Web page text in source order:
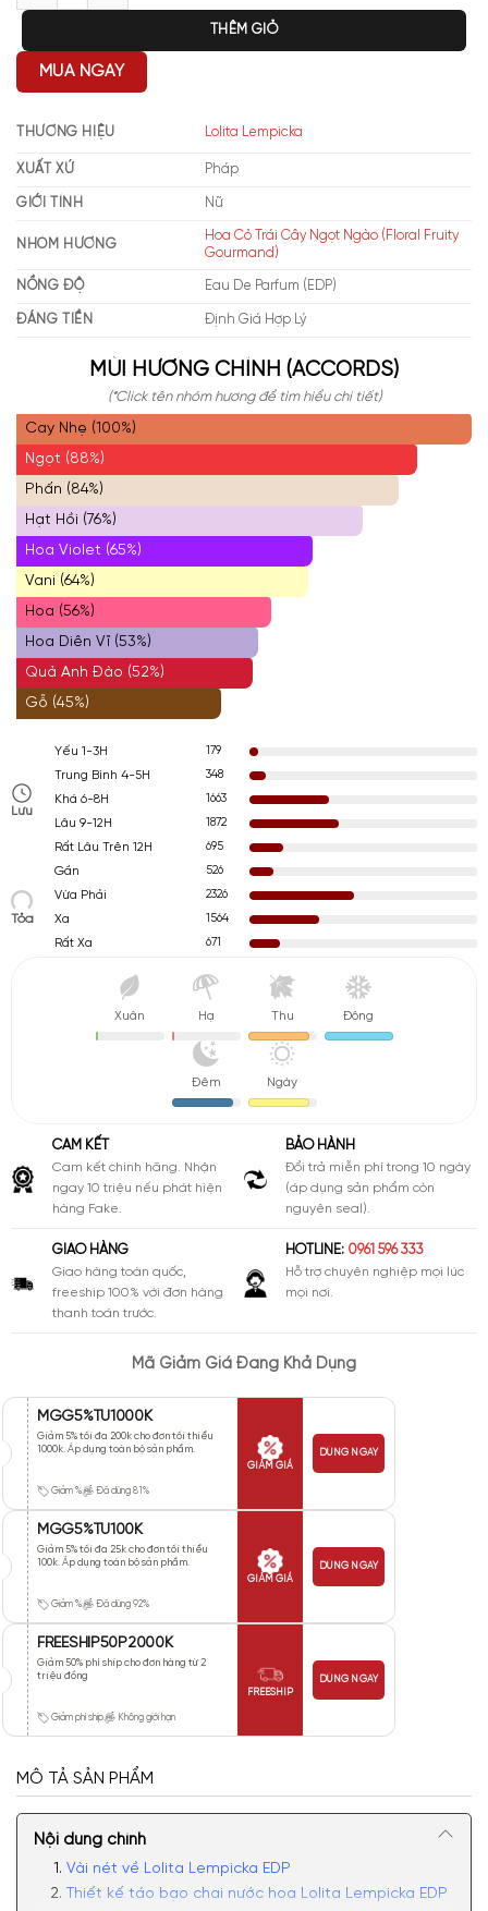
THÊM GIỎ
MUA NGAY
THƯƠNG HIỆU Lolita Lempicka
XUẤT XỨ Pháp
GIỚI TÍNH Nữ
NHÓM HƯƠNG
Hoa Cỏ Trái Cây Ngọt Ngào (Floral Fruity
Gourmand)
NỒNG ĐỘ Eau De Parfum (EDP)
ĐÁNG TIỀN Định Giá Hợp Lý
MÙI HƯƠNG CHÍNH (ACCORDS)
(*Click tên nhóm hương để tìm hiểu chi tiết)
Cay Nhẹ (100%)
Ngọt (88%)
Phấn (84%)
Hạt Hồi (76%)
Hoa Violet (65%)
Vani (64%)
Hoa (56%)
Hoa Diên Vĩ (53%)
Quả Anh Đào (52%)
Gỗ (45%)
Lưu
Yếu 1-3H
179
Trung Bình 4-5H
348
Khá 6-8H
1663
Lâu 9-12H
1872
Rất Lâu Trên 12H
695
Tỏa
Gần
526
Vừa Phải
2326
Xa
1564
Rất Xa
671
Xuân Hạ Thu Đông
Đêm Ngày
CAM KẾT
Cam kết chính hãng. Nhận
ngay 10 triệu nếu phát hiện
hàng Fake.
BẢO HÀNH
Đổi trả miễn phí trong 10 ngày
(áp dụng sản phẩm còn
nguyên seal).
GIAO HÀNG
Giao hàng toàn quốc,
freeship 100% với đơn hàng
thanh toán trước.
HOTLINE: 0961 596 333
Hỗ trợ chuyên nghiệp mọi lúc
mọi nơi.
Mã Giảm Giá Đang Khả Dụng
MGG5%TU1000K
Giảm 5% tối đa 200k cho đơn tối thiểu
1000k. Áp dụng toàn bộ sản phẩm.
Giảm % Đã dùng 81%
GIẢM GIÁ
DÙNG NGAY
MGG5%TU100K
Giảm 5% tối đa 25k cho đơn tối thiểu
100k. Áp dụng toàn bộ sản phẩm.
Giảm % Đã dùng 92%
GIẢM GIÁ
DÙNG NGAY
FREESHIP50P2000K
Giảm 50% phí ship cho đơn hàng từ 2
triệu đồng
Giảm phí ship Không giới hạn
FREESHIP
DÙNG NGAY
MÔ TẢ SẢN PHẨM
Nội dung chính
Vài nét về Lolita Lempicka EDP
Thiết kế táo bạo chai nước hoa Lolita Lempicka EDP